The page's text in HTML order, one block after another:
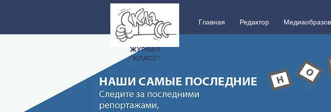
Главная Редактор
ЖУРНАЛ
"КЛАСС"